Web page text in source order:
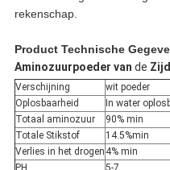
rekenschap.
Product Technische
Aminozuurpoeder van de
Verschijning
wit poeder
Oplosbaarheid
In water
Totaal aminozuur
90% min
Totale Stikstof
14.5%min
Verlies in het drogen 4% min